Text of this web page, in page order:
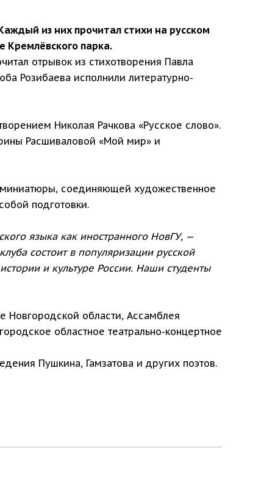
из них прочитал стихи на русском
Кремлёвского парка.
отрывок из стихотворения Павла
Розибаева исполнили литературно-
Николая Рачкова «Русское слово».
Расшиваловой «Мой мир» и
соединяющей художественное
подготовки.
языка как иностранного НовГУ, —
состоит в популяризации русской
и культуре России. Наши студенты
Новгородской области, Ассамблея
областное театрально-концертное
Пушкина, Гамзатова и других поэтов.